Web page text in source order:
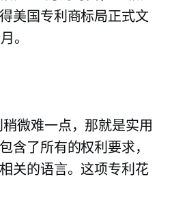
美国专利商标局正式文
。
微难一点，那就是实用
含了所有的权利要求，
关的语言。这项专利花